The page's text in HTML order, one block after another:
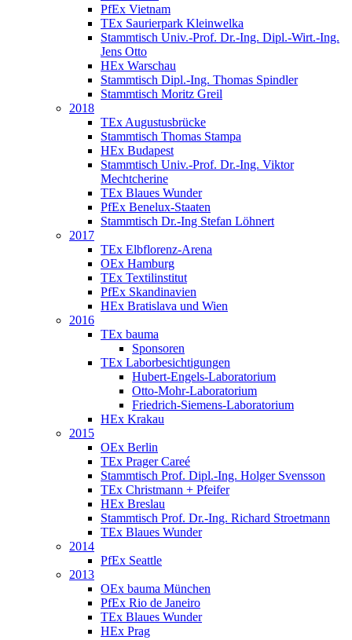
PfEx Vietnam
TEx Saurierpark Kleinwelka
Stammtisch Univ.-Prof. Dr.-Ing. Dipl.-Wirt.-Ing.
Jens Otto
HEx Warschau
Stammtisch Dipl.-Ing. Thomas Spindler
Stammtisch Moritz Greil
2018
TEx Augustusbrücke
Stammtisch Thomas Stampa
HEx Budapest
Stammtisch Univ.-Prof. Dr.-Ing. Viktor
Mechtcherine
TEx Blaues Wunder
PfEx Benelux-Staaten
Stammtisch Dr.-Ing Stefan Löhnert
2017
TEx Elbflorenz-Arena
OEx Hamburg
TEx Textilinstitut
PfEx Skandinavien
HEx Bratislava und Wien
2016
TEx bauma
Sponsoren
TEx Laborbesichtigungen
Hubert-Engels-Laboratorium
Otto-Mohr-Laboratorium
Friedrich-Siemens-Laboratorium
HEx Krakau
2015
OEx Berlin
TEx Prager Careé
Stammtisch Prof. Dipl.-Ing. Holger Svensson
TEx Christmann + Pfeifer
HEx Breslau
Stammtisch Prof. Dr.-Ing. Richard Stroetmann
TEx Blaues Wunder
2014
PfEx Seattle
2013
OEx bauma München
PfEx Rio de Janeiro
TEx Blaues Wunder
HEx Prag